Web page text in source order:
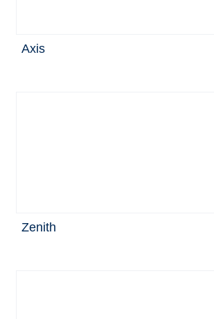
Axis
Zenith